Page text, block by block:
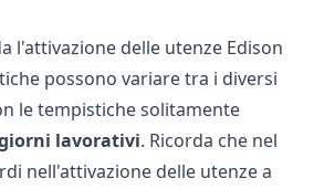
l'attivazione delle utenze Edison
possono variare tra i diversi
le tempistiche solitamente
lavorativi. Ricorda che nel
nell'attivazione delle utenze a